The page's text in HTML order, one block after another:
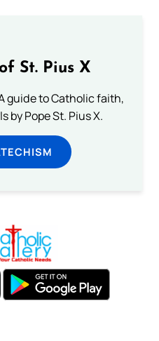
St. Pius X
guide to Catholic faith,
by Pope St. Pius X.